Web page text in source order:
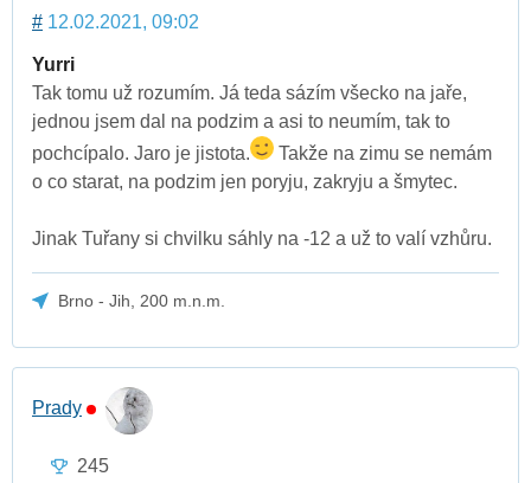
# 12.02.2021, 09:02
Yurri
Tak tomu už rozumím. Já teda sázím všecko na jaře,
jednou jsem dal na podzim a asi to neumím, tak to
pochcípalo. Jaro je jistota.
Takže na zimu se nemám
o co starat, na podzim jen poryju, zakryju a šmytec.
Jinak Tuřany si chvilku sáhly na -12 a už to valí vzhůru.
Brno - Jih, 200 m.n.m.
Prady
245